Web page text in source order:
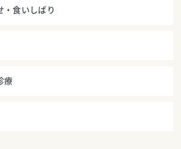
・食いしばり
療